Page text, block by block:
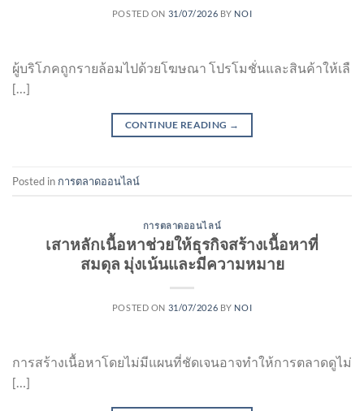
POSTED ON 31/07/2026 BY NOI
ผู้บริโภคถูกรายล้อมไปด้วยโฆษณา โปรโมชั่นและสินค้าให้เลื
[…]
CONTINUE READING →
Posted in การตลาดออนไลน์
การตลาดออนไลน์
เสาหลักเนื้อหาช่วยให้ธุรกิจสร้างเนื้อหาที่
สมดุล มุ่งเน้นและมีความหมาย
POSTED ON 31/07/2026 BY NOI
การสร้างเนื้อหาโดยไม่มีแผนที่ชัดเจนอาจทำให้การตลาดดูไม่
[…]